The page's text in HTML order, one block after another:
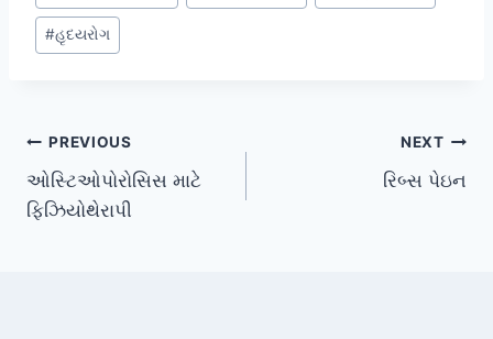
#હૃદયરોગ
Post
navigation
PREVIOUS
ઓસ્ટિઓપોરોસિસ માટે
ફિઝિયોથેરાપી
NEXT
રિબ્સ પેઇન